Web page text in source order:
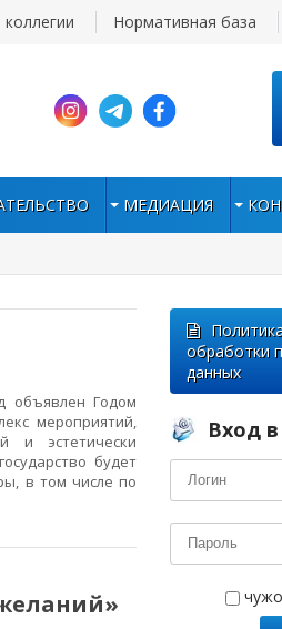
Нормативная база
МЕДИАЦИЯ
объявлен Годом
мероприятий,
и эстетически
будет
в том числе по
обработки
данных
Вход